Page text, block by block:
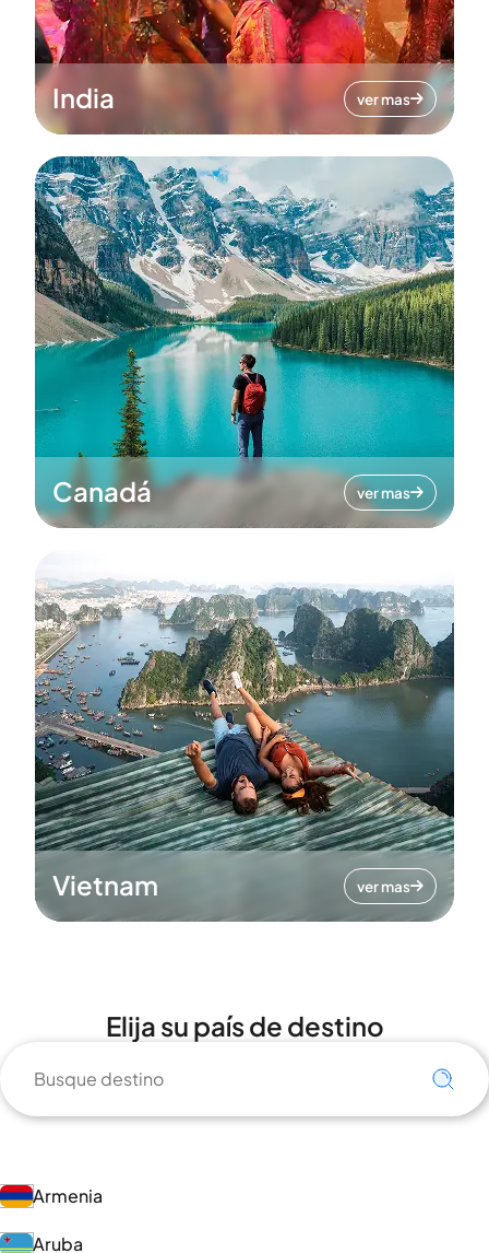
India ver mas
Canadá ver mas
Vietnam ver mas
Elija su país de destino
Armenia
Aruba